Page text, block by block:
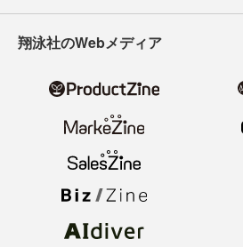
翔泳社のWebメディア